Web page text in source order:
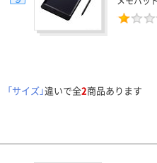
「サイズ」違いで全2商品あります